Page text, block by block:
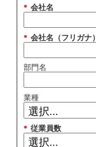
* 会社名
* 会社名（フリガナ）
部門名
業種
* 従業員数